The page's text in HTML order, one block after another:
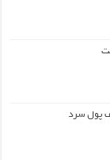
پول سرد